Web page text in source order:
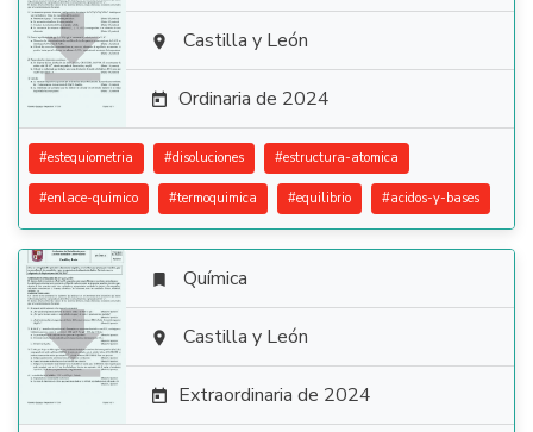
  Castilla y León
 Ordinaria de 2024
#estequiometria #disoluciones #estructura-atomica
#enlace-quimico #termoquimica #equilibrio #acidos-y-bases

 Química
 Castilla y León
 Extraordinaria de 2024